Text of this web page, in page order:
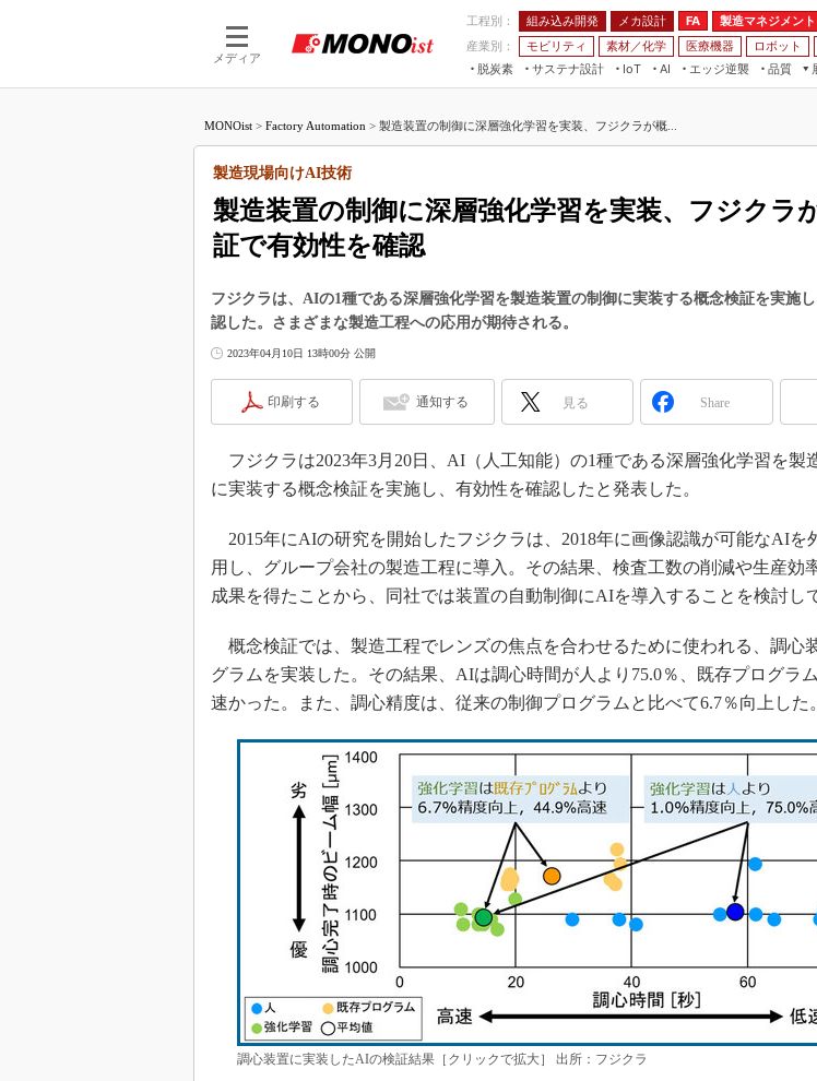
メディア
工程別： 組み込み開発 メカ設計 FA 製造マネジメント
産業別：
モビリティ 素材／化学 医療機器 ロボット
脱炭素
サステナ設計
IoT
つながる工場
AI
AI×設備保全
エッジ逆襲 品質
JIMTOF
IIFES
TECHNO-FRONTIER
スマート工場EXPO
EdgeTech+
AUTOMOTIVE WORLD
つながるクルマ
VR／AR
組み込み画像技術
車載ソフト開発
ISO26262
無償設計ツール
3Dプリンタ
デジタルツインとCAE
S＆OP
インダストリー4.0
製造業ビッグデータ
メイドインジャパン
海外生産
グローバル設計・開発
制御セキュリティ
新型コロナへの対応
MONOist > Factory Automation > 製造装置の制御に深層強化学習を実装、フジクラが概...
製造装置の制御に深層強化学習を実装、フジクラ
証で有効性を確認
製造現場向けAI技術
フジクラは、AIの1種である深層強化学習を製造装置の制御に実装する概念検証を実施
認した。さまざまな製造工程への応用が期待される。
2023年04月10日 13時00分 公開
印刷する 通知する 見る Share
フジクラは2023年3月20日、AI（人工知能）の1種である深層強化学習を製
に実装する概念検証を実施し、有効性を確認したと発表した。
2015年にAIの研究を開始したフジクラは、2018年に画像認識が可能なAIを
用し、グループ会社の製造工程に導入。その結果、検査工数の削減や生産効
成果を得たことから、同社では装置の自動制御にAIを導入することを検討し
概念検証では、製造工程でレンズの焦点を合わせるために使われる、調心
グラムを実装した。その結果、AIは調心時間が人より75.0％、既存プログラ
速かった。また、調心精度は、従来の制御プログラムと比べて6.7％向上した。
調心装置に実装したAIの検証結果［クリックで拡大］ 出所：フジクラ